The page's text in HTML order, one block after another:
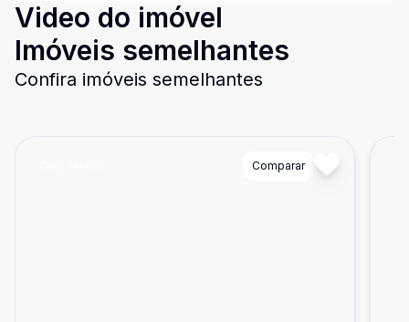
Video do imóvel
Imóveis semelhantes
Confira imóveis semelhantes
Comparar